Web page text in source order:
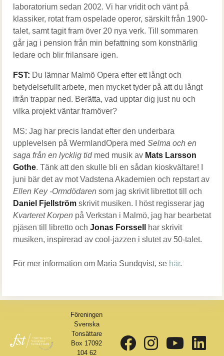
laboratorium sedan 2002. Vi har vridit och vänt på
klassiker, rotat fram ospelade operor, särskilt från 1900-
talet, samt tagit fram över 20 nya verk. Till sommaren
går jag i pension från min befattning som konstnärlig
ledare och blir frilansare igen.
FST: Du lämnar Malmö Opera efter ett långt och
betydelsefullt arbete, men mycket tyder på att du långt
ifrån trappar ned. Berätta, vad upptar dig just nu och
vilka projekt väntar framöver?
MS: Jag har precis landat efter den underbara
upplevelsen på WermlandOpera med Selma och en
saga från en lycklig tidmed musik av Mats Larsson
Gothe. Tänk att den skulle bli en sådan kioskvältare! I
juni bär det av mot Vadstena Akademien och repstart av
Ellen Key -Ormdödaren som jag skrivit librettot till och
Daniel Fjellström skrivit musiken. I höst regisserar jag
Kvarteret Korpen på Verkstan i Malmö, jag har bearbetat
pjäsen till libretto och Jonas Forssell
har skrivit
musiken, inspirerad av cool-jazzen i slutet av 50-talet.
För mer information om Maria Sundqvist, se här.
Föreningen
Svenska
Tonsättare
Box 17092
104 62